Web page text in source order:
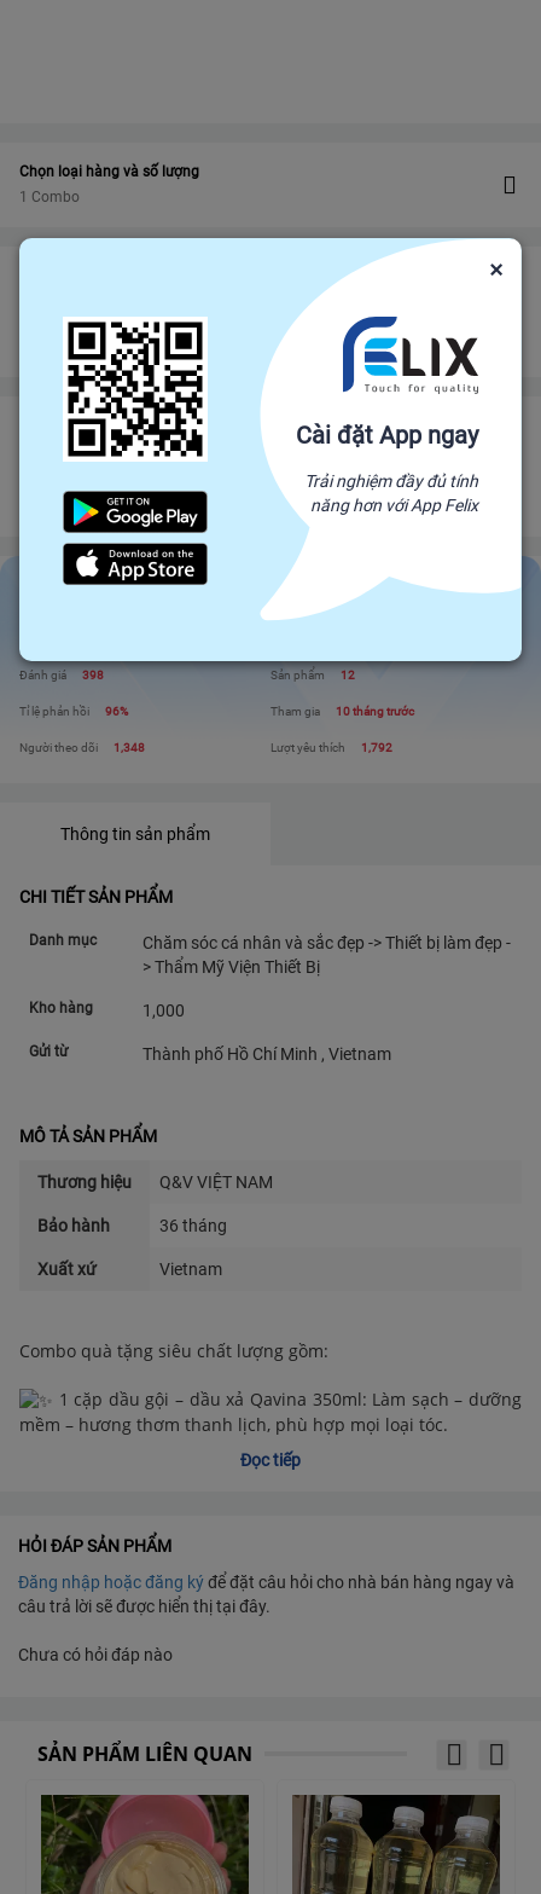
Chọn loại hàng và số lượng
1 Combo
bảo vệ đơn hàng felix.store của bạn
Đảm bảo gửi hàng đúng hạn
Chính sách hoàn tiền
CÔNG TY CỔ PHẦN THƯƠNG MẠI Q&V VIỆT NAM - CHI NHÁNH
Đối tác trực tiếp của Felix, mang sản phẩm trực tiếp từ nhà sản xuất để đến
với người tiêu dùng. Giá cả cạnh tranh - Chất lượng tuyệt đối
CÔNG TY CỔ PHẦN THƯƠNG MẠI Q&V VIỆT...
Đánh giá 398 Sản phẩm 12
Tỉ lệ phản hồi 96% Tham gia 10 tháng trước
Người theo dõi 1,348 Lượt yêu thích 1,792
Thông tin sản phẩm
CHI TIẾT SẢN PHẨM
Danh mục
Chăm sóc cá nhân và sắc đẹp -> Thiết bị làm đẹp -
> Thẩm Mỹ Viện Thiết Bị
Kho hàng 1,000
Gửi từ Thành phố Hồ Chí Minh , Vietnam
MÔ TẢ SẢN PHẨM
Thương hiệu Q&V VIỆT NAM
Bảo hành 36 tháng
Xuất xứ Vietnam
Combo quà tặng siêu chất lượng gồm:
1 cặp dầu gội – dầu xả Qavina 350ml: Làm sạch – dưỡng
mềm – hương thơm thanh lịch, phù hợp mọi loại tóc.
1 túp chống nắng cao cấp TTO CLINIC 100ml
TẶNG THẦY CÔ, MẸ và các CHỊ EM, đặc biết và người *VỢ
YÊU THƯƠNG* MÓN QUÀ THIẾT THỰC & SANG TRỌNG
– Hộp quà đóng gói chỉn chu, đẹp mắt
– Giá quá tốt để mua tặng và mua dùng luôn!
SUPER DEAL CHỈ ÁP DỤNG TRONG NGÀY HÔM NAY – SỐ
LƯỢNG RẤT GIỚI HẠN!
Đọc tiếp
HỎI ĐÁP SẢN PHẨM
Đăng nhập hoặc đăng kýđể đặt câu hỏi cho nhà bán hàng ngay và
câu trả lời sẽ được hiển thị tại đây.
Chưa có hỏi đáp nào
SẢN PHẨM LIÊN QUAN
×
Cài đặt App ngay
Trải nghiệm đầy đủ tính
năng hơn với App Felix